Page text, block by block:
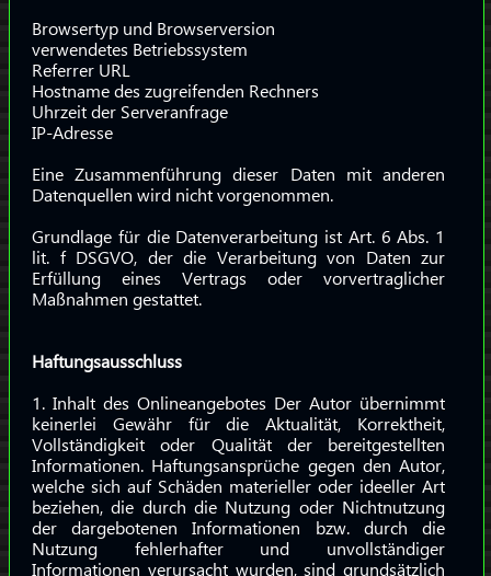
Browsertyp und Browserversion
verwendetes Betriebssystem
Referrer URL
Hostname des zugreifenden Rechners
Uhrzeit der Serveranfrage
IP-Adresse
Eine Zusammenführung dieser Daten mit anderen
Datenquellen wird nicht vorgenommen.
Grundlage für die Datenverarbeitung ist Art. 6 Abs. 1
lit. f DSGVO, der die Verarbeitung von Daten zur
Erfüllung eines Vertrags oder vorvertraglicher
Maßnahmen gestattet.
Haftungsausschluss
1. Inhalt des Onlineangebotes Der Autor übernimmt
keinerlei Gewähr für die Aktualität, Korrektheit,
Vollständigkeit oder Qualität der bereitgestellten
Informationen. Haftungsansprüche gegen den Autor,
welche sich auf Schäden materieller oder ideeller Art
beziehen, die durch die Nutzung oder Nichtnutzung
der dargebotenen Informationen bzw. durch die
Nutzung fehlerhafter und unvollständiger
Informationen verursacht wurden, sind grundsätzlich